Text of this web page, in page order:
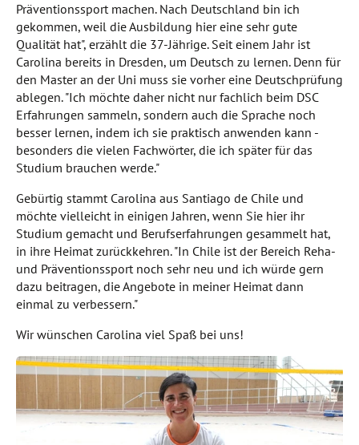
Präventionssport machen. Nach Deutschland bin ich
gekommen, weil die Ausbildung hier eine sehr gute
Qualität hat", erzählt die 37-Jährige. Seit einem Jahr ist
Carolina bereits in Dresden, um Deutsch zu lernen. Denn für
den Master an der Uni muss sie vorher eine Deutschprüfung
ablegen. "Ich möchte daher nicht nur fachlich beim DSC
Erfahrungen sammeln, sondern auch die Sprache noch
besser lernen, indem ich sie praktisch anwenden kann -
besonders die vielen Fachwörter, die ich später für das
Studium brauchen werde."
Gebürtig stammt Carolina aus Santiago de Chile und
möchte vielleicht in einigen Jahren, wenn Sie hier ihr
Studium gemacht und Berufserfahrungen gesammelt hat,
in ihre Heimat zurückkehren. "In Chile ist der Bereich Reha-
und Präventionssport noch sehr neu und ich würde gern
dazu beitragen, die Angebote in meiner Heimat dann
einmal zu verbessern."
Wir wünschen Carolina viel Spaß bei uns!